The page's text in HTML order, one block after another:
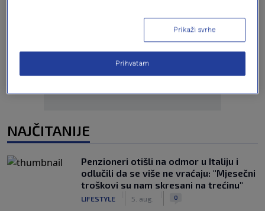
NAJČITANIJE
Penzioneri otišli na odmor u Italiju i
odlučili da se više ne vraćaju: "Mjesečni
troškovi su nam skresani na trećinu"
LIFESTYLE 5. aug. 0
Prikaži svrhe
Prihvatam